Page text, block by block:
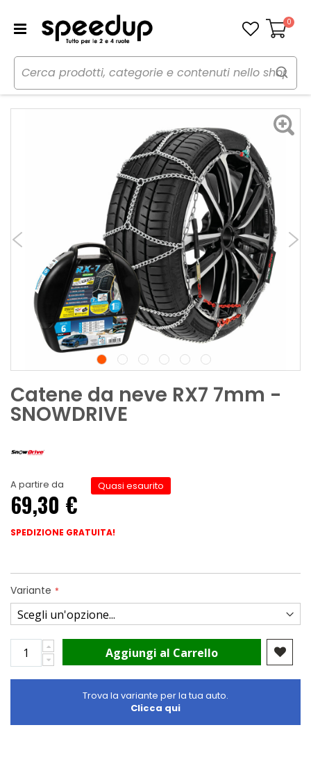
Carrello
0
Home Auto Inverno
Catene neve
Catene da neve RX7 7mm
Catene da neve RX7 7mm -
SNOWDRIVE
A partire da
69,30 €
Quasi esaurito
SPEDIZIONE GRATUITA!
Variante
Aggiungi al Carrello
Trova la variante per la tua auto.
Clicca qui